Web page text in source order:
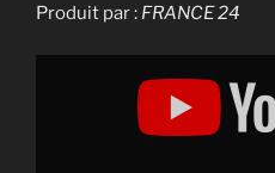
Produit par : FRANCE 24
Display